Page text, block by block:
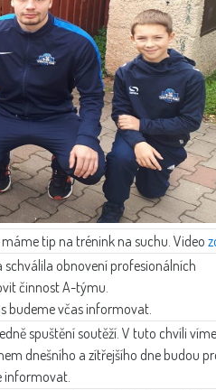
tip na trénink na suchu. Video
obnovení profesionálních
činnost A-týmu.
budeme včas informovat.
spuštění soutěží. V tuto chvíli
dnešního a zítřejšího dne budou
informovat.